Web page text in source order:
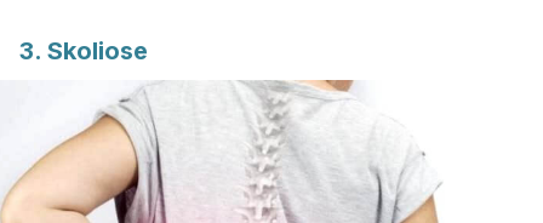
3. Skoliose